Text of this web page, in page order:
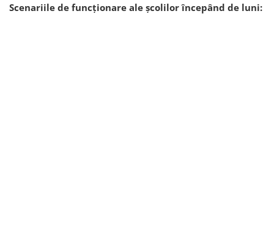
Scenariile de funcționare ale școlilor începând de luni: